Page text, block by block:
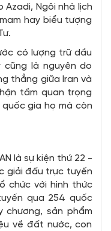
Azadi, Ngôi nhà lịch
hay biểu tượng
có lượng trữ dầu
là nguyên do
thẳng giữa Iran và
tầm quan trọng
quốc gia họ mà còn
là sự kiện thứ 22 -
giải đấu trực tuyến
chức với hình thức
qua 254 quốc
chương, sản phẩm
về đất nước, con